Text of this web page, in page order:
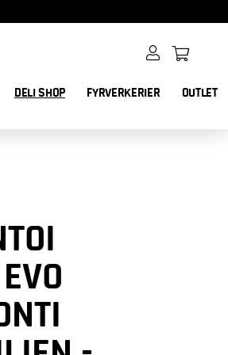
DELI SHOP FYRVERKERIER
OUTLET